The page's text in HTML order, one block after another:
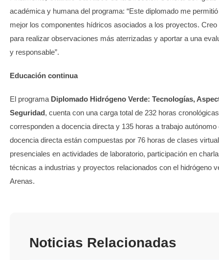
académica y humana del programa: “Este diplomado me
mejor los componentes hídricos asociados a los proyectos.
para realizar observaciones más aterrizadas y aportar a una
y responsable”.
Educación continua
El programa Diplomado Hidrógeno Verde: Tecnologías,
Seguridad, cuenta con una carga total de 232 horas
corresponden a docencia directa y 135 horas a trabajo
docencia directa están compuestas por 76 horas de clases
presenciales en actividades de laboratorio, participación en
técnicas a industrias y proyectos relacionados con el hidrógeno
Arenas.
Noticias Relacionadas